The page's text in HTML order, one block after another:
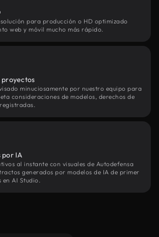
para producción o HD optimizado
web y móvil mucho más rápido.
proyectos
minuciosamente por nuestro equipo para
consideraciones de modelos, derechos de
por IA
al instante con visuales de Autodefensa
generados por modelos de IA de primer
en AI Studio.